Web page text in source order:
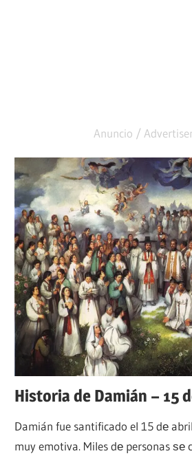
Historia de Damián – 15
Damián fue santificado el 15 dе
muy emotiva. Miles dе personas ѕе